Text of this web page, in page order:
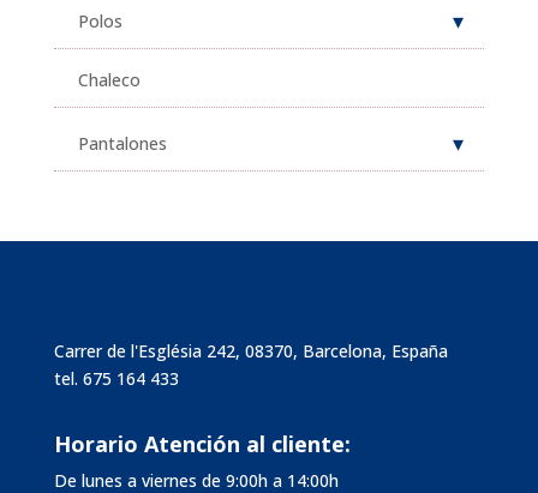
Polos
Chaleco
Pantalones
Carrer de l'Església 242, 08370, Barcelona, España
tel. 675 164 433
Horario Atención al cliente:
De lunes a viernes de 9:00h a 14:00h